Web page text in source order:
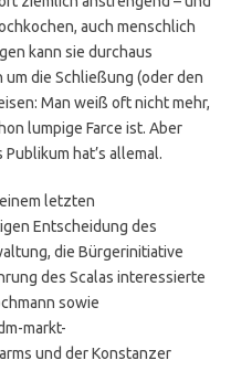
auch menschlich
kann sie durchaus
die Schließung (oder den
Man weiß oft nicht mehr,
lumpige Farce ist. Aber
hat’s allemal.
letzten
Entscheidung des
die Bürgerinitiative
des Scalas interessierte
sowie
markt-
und der Konstanzer